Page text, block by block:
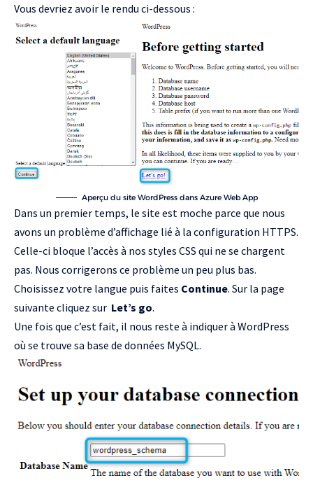
Vous devriez avoir le rendu ci-dessous :
Aperçu du site WordPress dans Azure Web App
Dans un premier temps, le site est moche parce que nous
avons un problème d’affichage lié à la configuration HTTPS.
Celle-ci bloque l’accès à nos styles CSS qui ne se chargent
pas. Nous corrigerons ce problème un peu plus bas.
Choisissez votre langue puis faites Continue. Sur la page
suivante cliquez sur Let’s go.
Une fois que c’est fait, il nous reste à indiquer à WordPress
où se trouve sa base de données MySQL.